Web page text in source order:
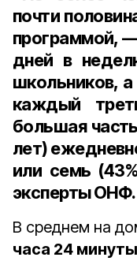
почти
программой,
дней в
школьников,
каждый
большая
лет)
или семь
эксперты ОНФ.
В среднем на
часа 24 минуты